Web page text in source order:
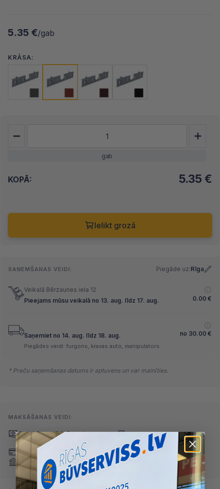
5.35 €/gab
KRĀSA:
gab
KOPĀ: 5.35 €
Ielikt grozā
SAŅEMŠANAS VEIDI: Piegāde uz:Rīga
Veikalā Bērzaunes iela 12
Pieejams mūsu veikalā no 13. aug. līdz 17. aug.
0.00 €
Saņemiet no 14. aug. līdz 18. aug. no 30.00 €
Piegādes veidi: furgons, kravas auto, manipulators
* Preču saņemšanas datums ir aptuvens un var mainīties.
MAKSĀŠANAS VEIDI:
Skaidrā naudā(arī preci
saņemot)
Maksājumu kartes
Internetbankas
Pārskaitījums
Nomaksa